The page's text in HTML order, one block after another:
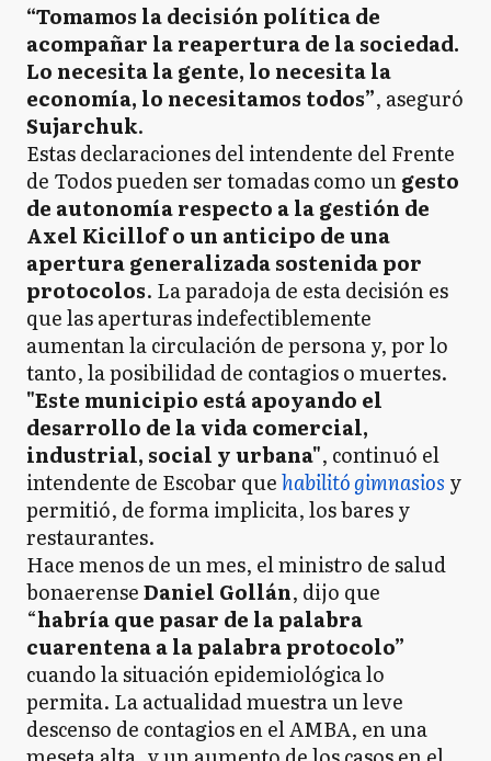
“Tomamos la decisión política de
acompañar la reapertura de la sociedad.
Lo necesita la gente, lo necesita la
economía, lo necesitamos todos”, aseguró
Sujarchuk.
Estas declaraciones del intendente del Frente
de Todos pueden ser tomadas como ungesto
de autonomía respecto a la gestión de
Axel Kicillof o un anticipo de una
apertura generalizada sostenida por
protocolos. La paradoja de esta decisión es
que las aperturas indefectiblemente
aumentan la circulación de persona y, por lo
tanto, la posibilidad de contagios o muertes.
"Este municipio está apoyando el
desarrollo de la vida comercial,
industrial, social y urbana", continuó el
intendente de Escobar quehabilitó gimnasios y
permitió, de forma implicita, los bares y
restaurantes.
Hace menos de un mes, el ministro de salud
bonaerenseDaniel Gollán, dijo que
“habría que pasar de la palabra
cuarentena a la palabra protocolo”
cuando la situación epidemiológica lo
permita. La actualidad muestra un leve
descenso de contagios en el AMBA, en una